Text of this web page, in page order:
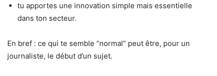
tu apportes une innovation simple mais essentielle
dans ton secteur.
En bref : ce qui te semble “normal” peut être, pour un
journaliste, le début d’un sujet.